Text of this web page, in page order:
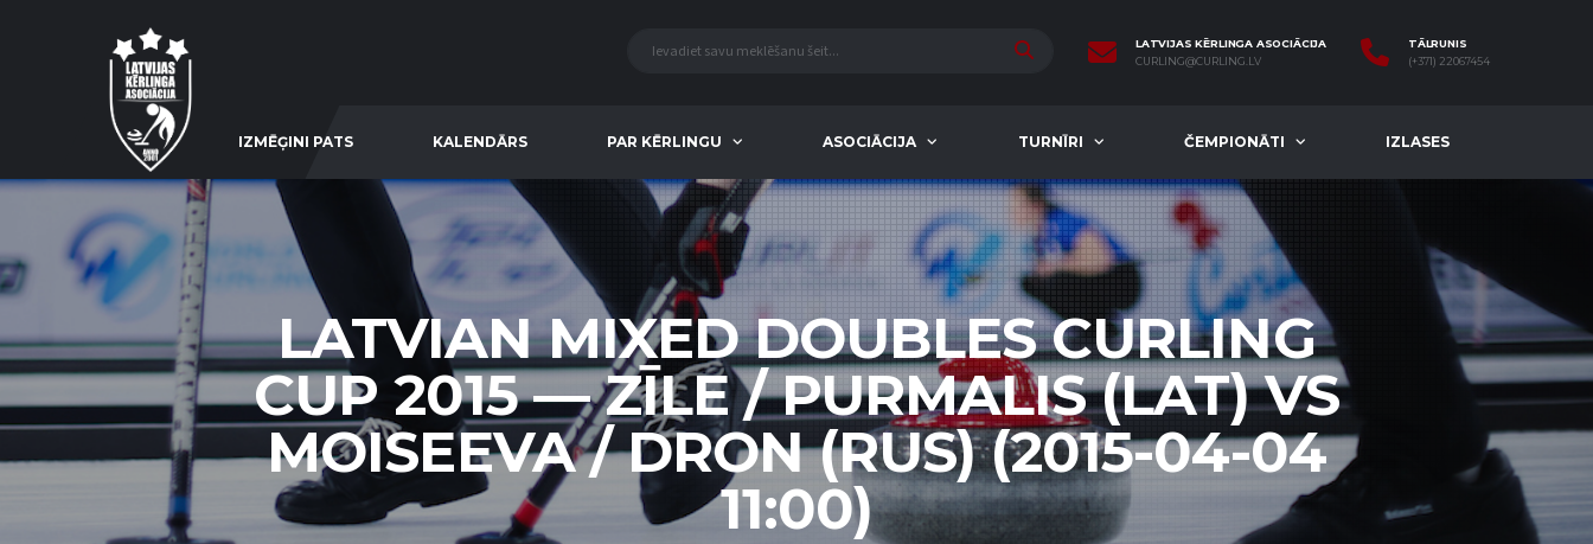
LATVIJAS KĒRLINGA ASOCIĀCIJA
CURLING@CURLING.LV
TĀLRUNIS
(+371) 22067454
IZMĒĢINI PATS KALENDĀRS PAR KĒRLINGU ASOCIĀCIJA TURNĪRI ČEMPIONĀTI IZLASES
LATVIAN MIXED DOUBLES CURLING
CUP 2015 — ZĪLE / PURMALIS (LAT) VS
MOISEEVA / DRON (RUS) (2015-04-04
11:00)